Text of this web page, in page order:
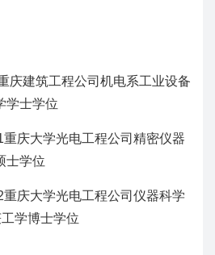
庆建筑工程公司机电系工业设备
学士学位
庆大学光电工程公司精密仪器
士学位
庆大学光电工程公司仪器科学
学博士学位